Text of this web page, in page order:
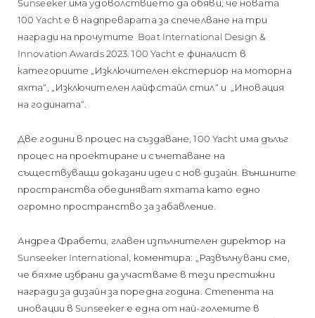
Sunseeker има удоволствието да обяви, че новата
100 Yacht е в надпреварата за спечелване на три
награди на прочутите Boat International Design &
Innovation Awards 2023. 100 Yacht е финалист в
категориите „Изключителен екстериор на моторна
яхта“, „Изключителен лайфстайл стил“ и „Иновация
на годината“.
Две години в процес на създаване, 100 Yacht има дълъг
процес на проектиране и съчетаване на
съществуващи доказани идеи с нов дизайн. Външните
пространства обединяват яхтата като едно
огромно пространство за забавление.
Андреа Фрабети, главен изпълнителен директор на
Sunseeker International, коментира: „Развълнувани сме,
че бяхме избрани да участваме в тези престижни
награди за дизайн за поредна година. Степента на
иновации в Sunseeker е една от най-големите в